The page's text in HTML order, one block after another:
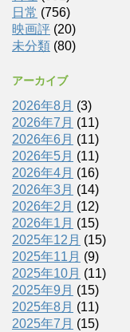
日常 (756)
映画評 (20)
未分類 (80)
アーカイブ
2026年8月 (3)
2026年7月 (11)
2026年6月 (11)
2026年5月 (11)
2026年4月 (16)
2026年3月 (14)
2026年2月 (12)
2026年1月 (15)
2025年12月 (15)
2025年11月 (9)
2025年10月 (11)
2025年9月 (15)
2025年8月 (11)
2025年7月 (15)